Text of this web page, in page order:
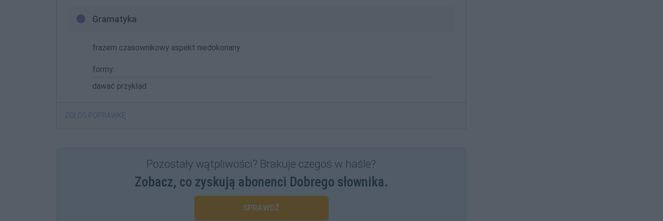
Gramatyka
frazem czasownikowy aspekt niedokonany
formy:
dawać przykład
ZGŁOŚ POPRAWKĘ
Pozostały wątpliwości? Brakuje czegoś w haśle?
Zobacz, co zyskują abonenci Dobrego słownika.
SPRAWDŹ